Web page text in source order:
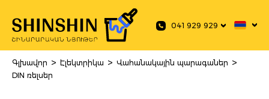
041 929 929
Գլխավոր > Էլեկտրիկա > Վահանակային պարագաներ >
DIN ռելսեր